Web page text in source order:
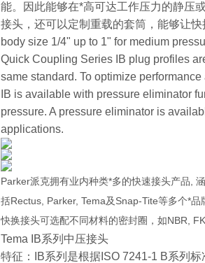
能。因此能够在*高可达工作压力的静压
接头，还可以定制重载的套筒，能够让
body size 1/4" up to 1" for medium
Quick Coupling Series IB plug profiles
same standard. To optimize
IB is available with pressure eliminator
pressure. A pressure eliminator is
applications.
Parker派克拥有业内种类*多的快速接头产品,
括Rectus, Parker, Tema及Snap-Tite等多个*
快换接头可选配不同材料的密封圈，如NBR,
Tema IB系列中压接头
特征：IB系列是根据ISO 7241-1 B系列